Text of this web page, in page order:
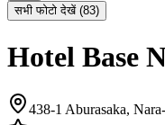
सभी फोटो देखें (83)
Hotel Base
438-1 Aburasaka,